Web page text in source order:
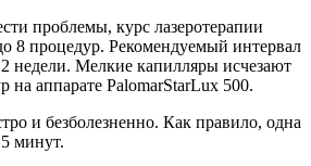
проблемы, курс лазеротерапии
8 процедур. Рекомендуемый интервал
недели. Мелкие капилляры исчезают
на аппарате PalomarStarLux 500.
и безболезненно. Как правило, одна
минут.